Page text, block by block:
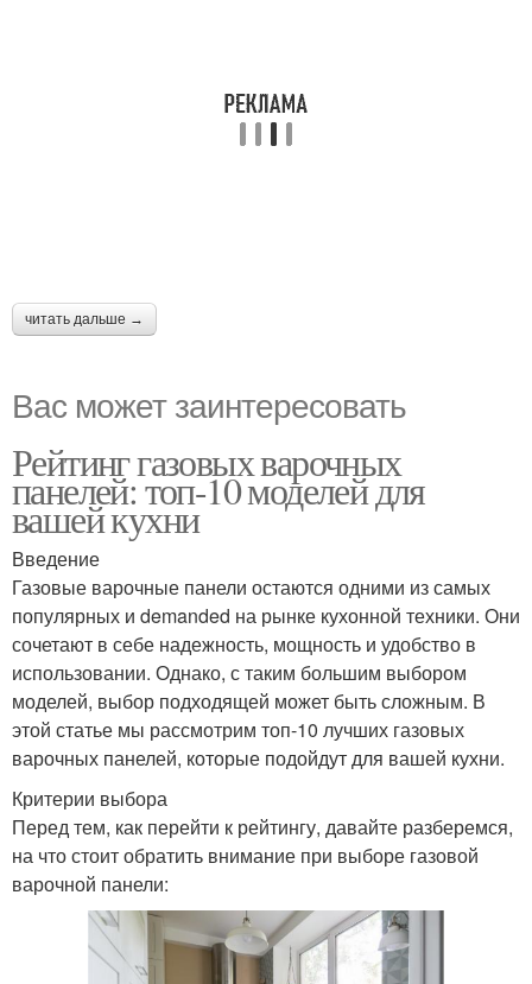
читать дальше →
Вас может заинтересовать
Рейтинг газовых варочных
панелей: топ-10 моделей для
вашей кухни
Введение
Газовые варочные панели остаются одними из самых
популярных и demanded на рынке кухонной техники. Они
сочетают в себе надежность, мощность и удобство в
использовании. Однако, с таким большим выбором
моделей, выбор подходящей может быть сложным. В
этой статье мы рассмотрим топ-10 лучших газовых
варочных панелей, которые подойдут для вашей кухни.
Критерии выбора
Перед тем, как перейти к рейтингу, давайте разберемся,
на что стоит обратить внимание при выборе газовой
варочной панели: